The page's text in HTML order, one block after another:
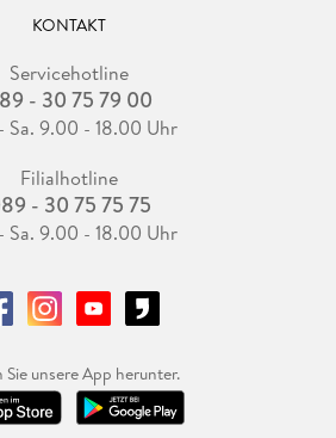
KONTAKT
Servicehotline
- 30 75 79 00
Sa. 9.00 - 18.00 Uhr
Filialhotline
- 30 75 75 75
Sa. 9.00 - 18.00 Uhr
Sie unsere App herunter.